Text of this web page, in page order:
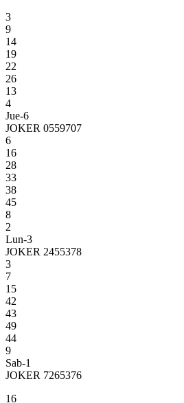
3
9
14
19
22
26
13
4
Jue-6
JOKER 0559707
6
16
28
33
38
45
8
2
Lun-3
JOKER 2455378
3
7
15
42
43
49
44
9
Sab-1
JOKER 7265376
16